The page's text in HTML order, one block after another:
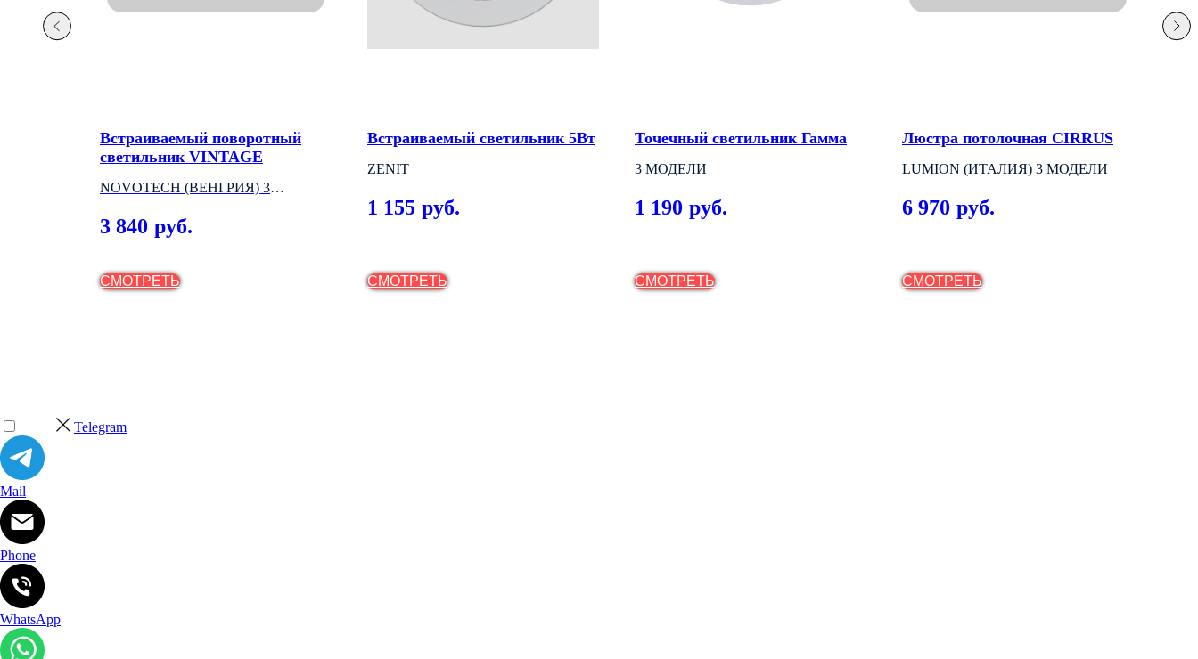
Встраиваемый поворотный
светильник VINTAGE
NOVOTECH (ВЕНГРИЯ) 3
МОДЕЛИ
3 840 руб.
СМОТРЕТЬ
Встраиваемый светильник 5Вт
ZENIT
1 155 руб.
СМОТРЕТЬ
Точечный светильник Гамма
3 МОДЕЛИ
1 190 руб.
СМОТРЕТЬ
Люстра потолочная CIRRUS
LUMION (ИТАЛИЯ) 3 МОДЕЛИ
6 970 руб.
СМОТРЕТЬ
Telegram
Mail
Phone
WhatsApp